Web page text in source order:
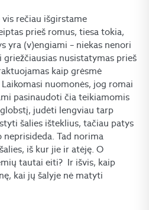
rečiau išgirstame
prieš romus, tiesa tokia,
yra (v)engiami – niekas nenori
nusistatymas prieš
kaip grėsmė
nuomonės, jog romai
pasinaudoti čia teikiamomis
judėti lengviau tarp
šalies išteklius, tačiau patys
neprisideda. Tad norima
iš kur jie ir atėję. O
tautai eiti? Ir išvis, kaip
kai jų šalyje nė matyti